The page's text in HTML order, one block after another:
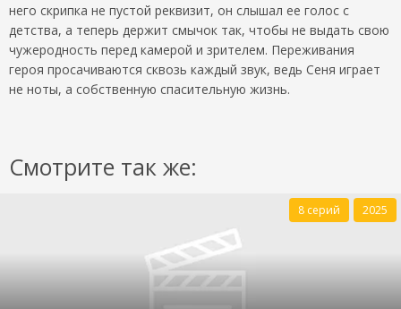
него скрипка не пустой реквизит, он слышал ее голос с
детства, а теперь держит смычок так, чтобы не выдать свою
чужеродность перед камерой и зрителем. Переживания
героя просачиваются сквозь каждый звук, ведь Сеня играет
не ноты, а собственную спасительную жизнь.
Смотрите так же:
8 серий 2025